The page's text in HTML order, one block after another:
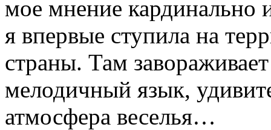
мое мнение кардинально
я впервые ступила на
страны. Там
мелодичный язык,
атмосфера веселья…